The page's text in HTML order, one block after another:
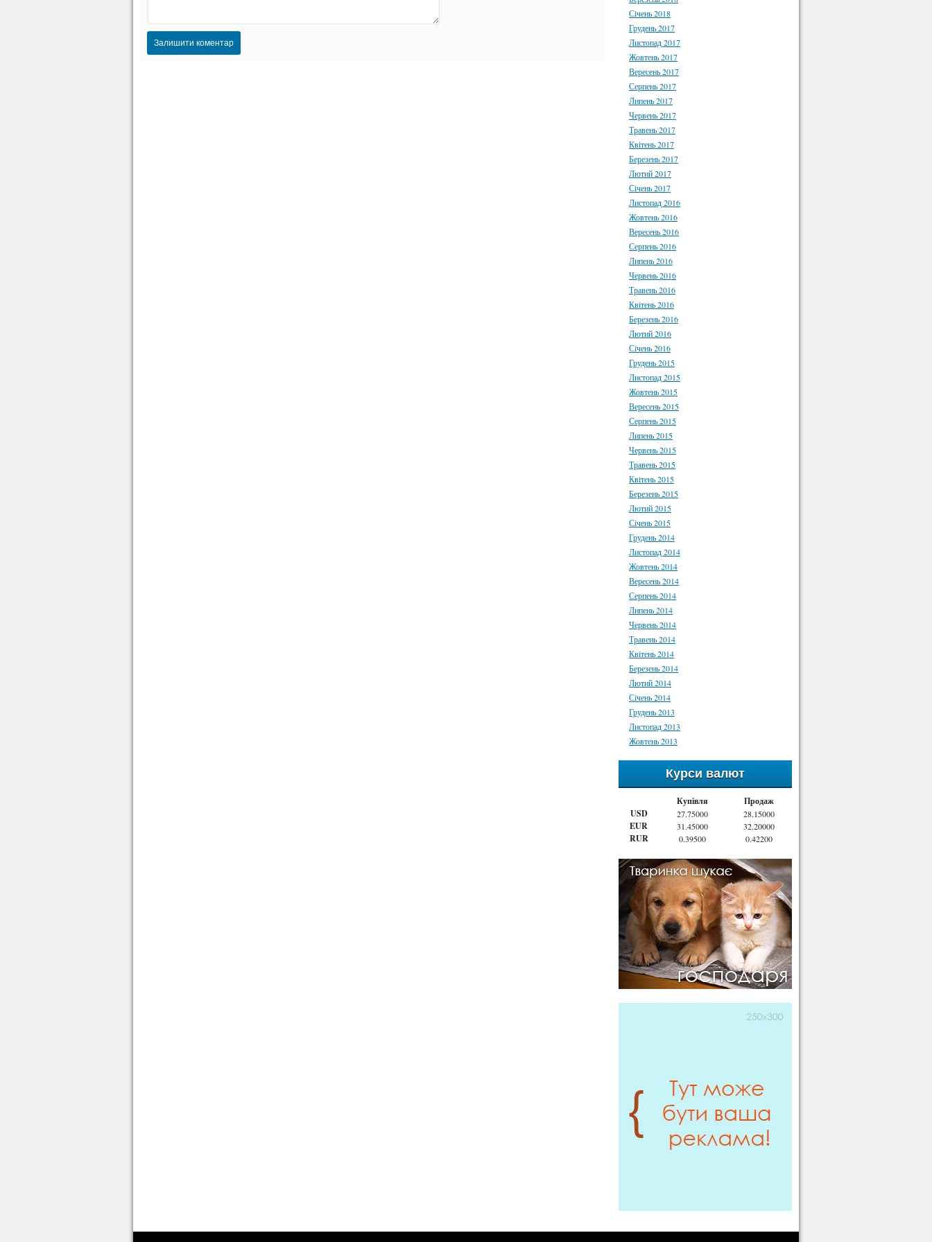
Січень 2018
Грудень 2017
Листопад 2017
Жовтень 2017
Вересень 2017
Серпень 2017
Липень 2017
Червень 2017
Травень 2017
Квітень 2017
Березень 2017
Лютий 2017
Січень 2017
Листопад 2016
Жовтень 2016
Вересень 2016
Серпень 2016
Липень 2016
Червень 2016
Травень 2016
Квітень 2016
Березень 2016
Лютий 2016
Січень 2016
Грудень 2015
Листопад 2015
Жовтень 2015
Вересень 2015
Серпень 2015
Липень 2015
Червень 2015
Травень 2015
Квітень 2015
Березень 2015
Лютий 2015
Січень 2015
Грудень 2014
Листопад 2014
Жовтень 2014
Вересень 2014
Серпень 2014
Липень 2014
Червень 2014
Травень 2014
Квітень 2014
Березень 2014
Лютий 2014
Січень 2014
Грудень 2013
Листопад 2013
Жовтень 2013
Курси валют
Купівля
Продаж
USD
27.75000 28.15000
EUR 31.45000 32.20000
RUR 0.39500 0.42200